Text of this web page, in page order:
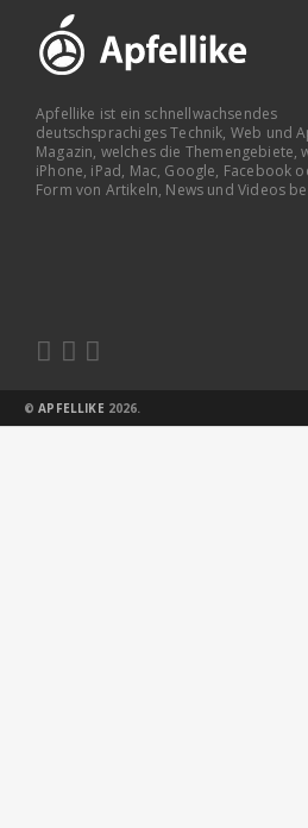
Apfellike ist ein schnellwachsendes
deutschsprachiges Technik, Web und
Magazin, welches die Themengebiete,
iPhone, iPad, Mac, Google, Facebook
Form von Artikeln, News und Videos
  
©APFELLIKE 2026.